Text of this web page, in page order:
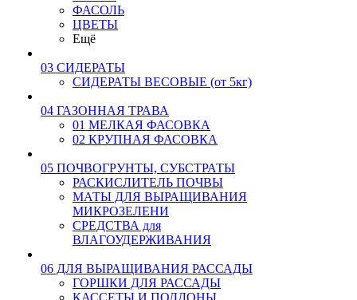
ФАСОЛЬ
ЦВЕТЫ
Ещё
03 СИДЕРАТЫ
СИДЕРАТЫ ВЕСОВЫЕ (от 5кг)
04 ГАЗОННАЯ ТРАВА
01 МЕЛКАЯ ФАСОВКА
02 КРУПНАЯ ФАСОВКА
05 ПОЧВОГРУНТЫ, СУБСТРАТЫ
РАСКИСЛИТЕЛЬ ПОЧВЫ
МАТЫ ДЛЯ ВЫРАЩИВАНИЯ
МИКРОЗЕЛЕНИ
СРЕДСТВА для
ВЛАГОУДЕРЖИВАНИЯ
06 ДЛЯ ВЫРАЩИВАНИЯ РАССАДЫ
ГОРШКИ ДЛЯ РАССАДЫ
КАССЕТЫ И ПОДДОНЫ